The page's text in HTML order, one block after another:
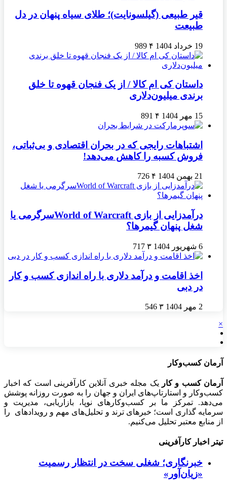
قیر طبیعی (گیلسونایت)؛ طلای سیاه پنهان در دل
طبیعت
19 خرداد 1404 ۴ 989
داستان کی ام کالا / از یک فنجان قهوه تا خلق
برندی میلیون‌دلاری
15 مهر 1404 ۴ 891
اشتباهات رایجی که در بحران اقتصادی و بی‌ثباتی،
فروش کسبه را کاهش می‌دهد!
21 بهمن 1404 ۴ 726
درآمدزایی از بازی World of Warcraftسرگرمی یا
شغل پنهان گیمرها؟
6 شهریور 1404 ۳ 717
اخذ اقامت و درآمد دلاری با راه اندازی کسب و کار
در دبی
2 مهر 1404 ۳ 546
×
آرمان کسب‌وکار
آرمان کسب و کار
یک مجله خبری آنلاین کارآفرینی است که اخبار
کسب‌وکار و استارتاپ‌های ایران و جهان را به صورت روزانه پوشش
می‌دهد. تمرکز ما بر کسب‌وکارهای نوپا، بازاریابی، مدیریت و
سرمایه گذاری است؛ خبرهای ترند و تحلیل‌های مهم و رویدادهای را
از منابع معتبر تحلیل می‌کنیم.
تیتر اخبار کارآفرینی
خبرنگاری؛ شغلی سخت در انتظار رسمیت
«زیان‌آور»